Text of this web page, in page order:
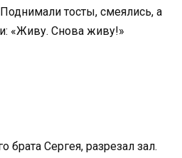
тосты, смеялись, а
«Живу. Снова живу!»
брата Сергея, разрезал зал.